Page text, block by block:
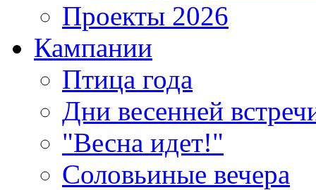
Проекты 2026
Кампании
Птица года
Дни весенней
"Весна идет!"
Соловьиные вечера